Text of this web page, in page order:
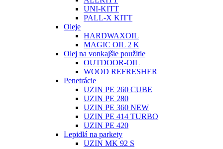
UNI-KITT
PALL-X KITT
Oleje
HARDWAXOIL
MAGIC OIL 2 K
Olej na vonkajšie použitie
OUTDOOR-OIL
WOOD REFRESHER
Penetrácie
UZIN PE 260 CUBE
UZIN PE 280
UZIN PE 360 NEW
UZIN PE 414 TURBO
UZIN PE 420
Lepidlá na parkety
UZIN MK 92 S